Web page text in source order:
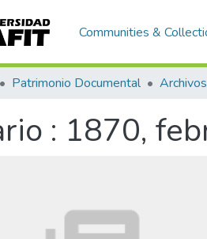
Communities &
Patrimonio Documental
: 1870,